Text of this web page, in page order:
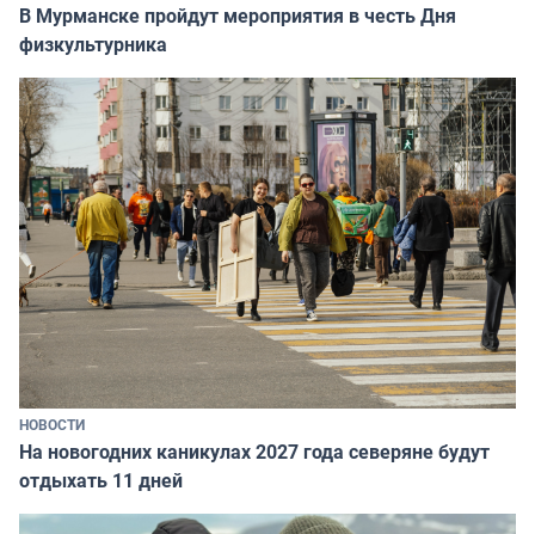
В Мурманске пройдут мероприятия в честь Дня
физкультурника
НОВОСТИ
На новогодних каникулах 2027 года северяне будут
отдыхать 11 дней